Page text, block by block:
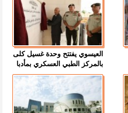
العيسوي يفتتح وحدة غسيل كلى
بالمركز الطبي العسكري بمأدبا